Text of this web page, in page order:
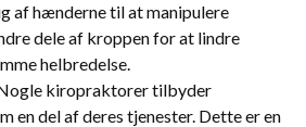
af hænderne til at manipulere
dele af kroppen for at lindre
helbredelse.
kiropraktorer tilbyder
en del af deres tjenester. Dette er en